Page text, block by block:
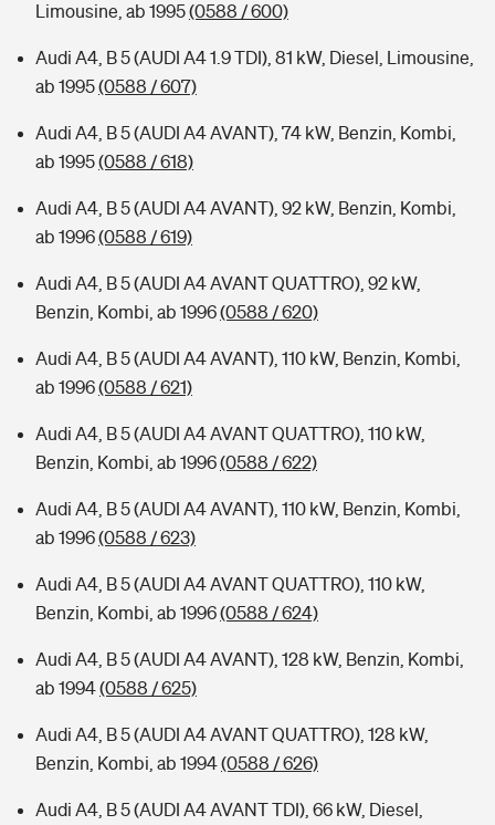
Limousine, ab 1995(0588 / 600)
Audi A4, B 5 (AUDI A4 1.9 TDI), 81 kW, Diesel, Limousine,
ab 1995(0588 / 607)
Audi A4, B 5 (AUDI A4 AVANT), 74 kW, Benzin, Kombi,
ab 1995(0588 / 618)
Audi A4, B 5 (AUDI A4 AVANT), 92 kW, Benzin, Kombi,
ab 1996(0588 / 619)
Audi A4, B 5 (AUDI A4 AVANT QUATTRO), 92 kW,
Benzin, Kombi, ab 1996(0588 / 620)
Audi A4, B 5 (AUDI A4 AVANT), 110 kW, Benzin, Kombi,
ab 1996(0588 / 621)
Audi A4, B 5 (AUDI A4 AVANT QUATTRO), 110 kW,
Benzin, Kombi, ab 1996(0588 / 622)
Audi A4, B 5 (AUDI A4 AVANT), 110 kW, Benzin, Kombi,
ab 1996(0588 / 623)
Audi A4, B 5 (AUDI A4 AVANT QUATTRO), 110 kW,
Benzin, Kombi, ab 1996(0588 / 624)
Audi A4, B 5 (AUDI A4 AVANT), 128 kW, Benzin, Kombi,
ab 1994(0588 / 625)
Audi A4, B 5 (AUDI A4 AVANT QUATTRO), 128 kW,
Benzin, Kombi, ab 1994(0588 / 626)
Audi A4, B 5 (AUDI A4 AVANT TDI), 66 kW, Diesel,